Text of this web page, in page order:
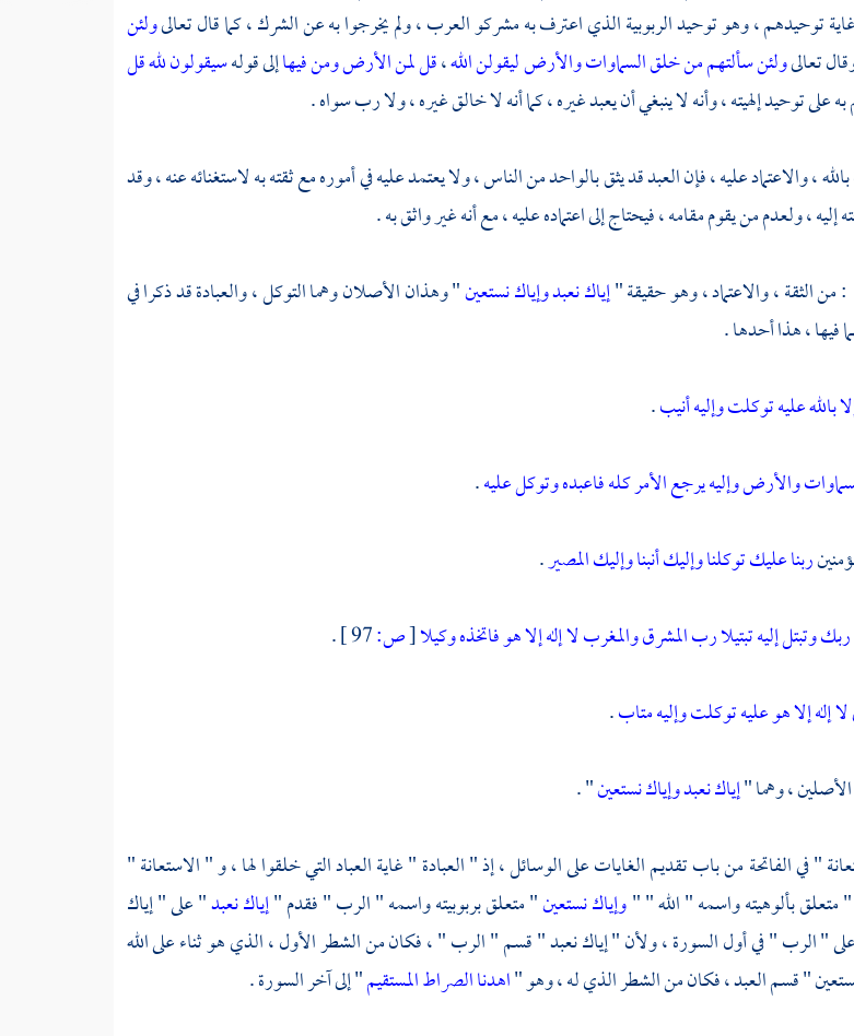
غاية توحيدهم ، وهو توحيد الربوبية الذي اعترف به مشركو العرب ، ولم يخرجوا به عن الشرك ، كما قال تعالىولئن
تعالىولئن سألتهم من خلق السماوات والأرض ليقولن الله،قل لمن الأرض ومن فيهاإلى قولهسيقولون لله قل
على توحيد إلهيته ، وأنه لا ينبغي أن يعبد غيره ، كما أنه لا خالق غيره ، ولا رب سواه .
بالله ، والاعتماد عليه ، فإن العبد قد يثق بالواحد من الناس ، ولا يعتمد عليه في أموره مع ثقته به لاستغنائه عنه ، وقد
، ولعدم من يقوم مقامه ، فيحتاج إلى اعتماده عليه ، مع أنه غير واثق به .
: من الثقة ، والاعتماد ، وهو حقيقة "إياك نعبد وإياك نستعين" وهذان الأصلان وهما التوكل ، والعبادة قد ذكرا في
فيها ، هذا أحدها .
بالله عليه توكلت وإليه أنيب.
والأرض وإليه يرجع الأمر كله فاعبده وتوكل عليه.
ربنا عليك توكلنا وإليك أنبنا وإليك المصير.
وتبتل إليه تبتيلا رب المشرق والمغرب لا إله إلا هو فاتخذه وكيلا[ص:
.
إله إلا هو عليه توكلت وإليه متاب.
، وهما "إياك نعبد وإياك نستعين" .
" في الفاتحة من باب تقديم الغايات على الوسائل ، إذ " العبادة " غاية العباد التي خلقوا لها ، و " الاستعانة "
" متعلق بألوهيته واسمه " الله " "وإياك نستعين" متعلق بربوبيته واسمه " الرب " فقدم "إياك نعبد" على " إياك
" الرب " في أول السورة ، ولأن " إياك نعبد " قسم " الرب " ، فكان من الشطر الأول ، الذي هو ثناء على الله
نستعين " قسم العبد ، فكان من الشطر الذي له ، وهو "اهدنا الصراط المستقيم" إلى آخر السورة .